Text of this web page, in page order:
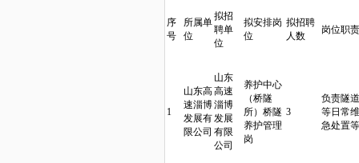
序
号
所属单
位
拟招
聘单
位
拟安排岗
位
拟招聘
人数
岗位职责
1
山东高
速淄博
发展有
限公司
山东
高速
淄博
发展
有限
公司
养护中心
（桥隧
所）桥隧
养护管理
岗
3
负责隧
等日常
急处置